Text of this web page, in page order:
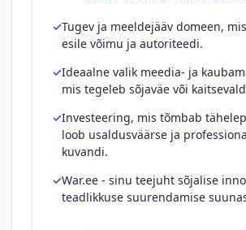
Tugev ja meeldejääv domeen,
esile võimu ja autoriteedi.
Ideaalne valik meedia- ja
mis tegeleb sõjaväe või
Investeering, mis tõmbab
loob usaldusväärse ja
kuvandi.
War.ee - sinu teejuht sõjalise
teadlikkuse suurendamise